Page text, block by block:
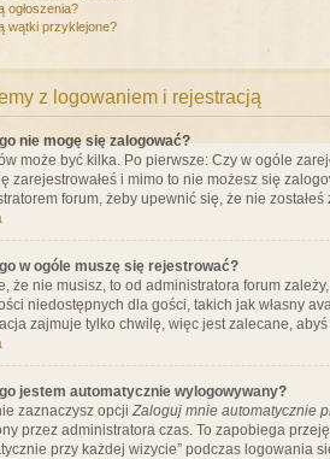
ogłoszenia?
wątki przyklejone?
z logowaniem i rejestracją
nie mogę się zalogować?
może być kilka. Po pierwsze: Czy w ogóle
zarejestrowałeś i mimo to nie możesz się
forum, żeby upewnić się, że nie
w ogóle muszę się rejestrować?
że nie musisz, to od administratora forum
niedostępnych dla gości, takich jak własny
zajmuje tylko chwilę, więc jest zalecane, abyś
jestem automatycznie wylogowywany?
zaznaczysz opcji Zaloguj mnie automatycznie
przez administratora czas. To zapobiega
przy każdej wizycie” podczas logowania